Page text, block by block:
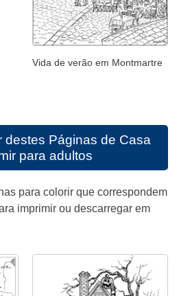
Vida de verão em Montmartre
destes Páginas de Casa
para adultos
para colorir que correspondem
imprimir ou descarregar em